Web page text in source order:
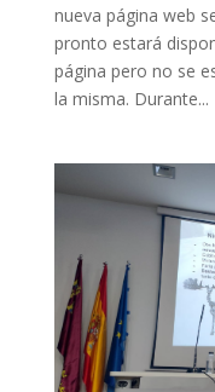
nueva página web
pronto estará
página pero no se
la misma. Durante...